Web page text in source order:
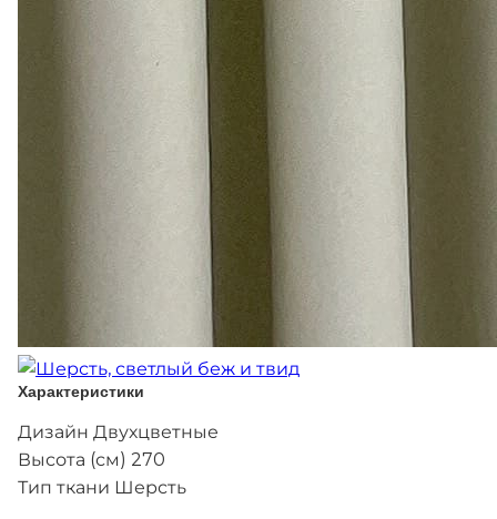
Характеристики
Дизайн Двухцветные
Высота (см) 270
Тип ткани Шерсть